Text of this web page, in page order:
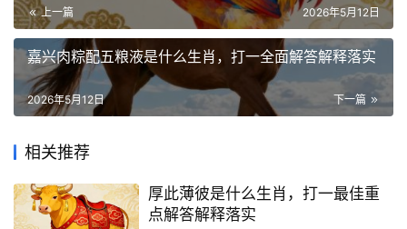
上一篇 2026年5月12日
嘉兴肉粽配五粮液是什么生肖，打一全面解答解释落实
下一篇
2026年5月12日
相关推荐
厚此薄彼是什么生肖，打一最佳重
点解答解释落实